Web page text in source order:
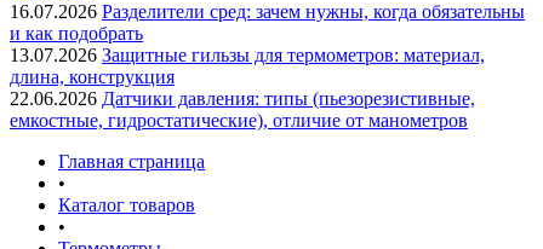
16.07.2026 Разделители сред: зачем нужны, когда обязательны
и как подобрать
13.07.2026 Защитные гильзы для термометров: материал,
длина, конструкция
22.06.2026 Датчики давления: типы (пьезорезистивные,
емкостные, гидростатические), отличие от манометров
Главная страница
•
Каталог товаров
•